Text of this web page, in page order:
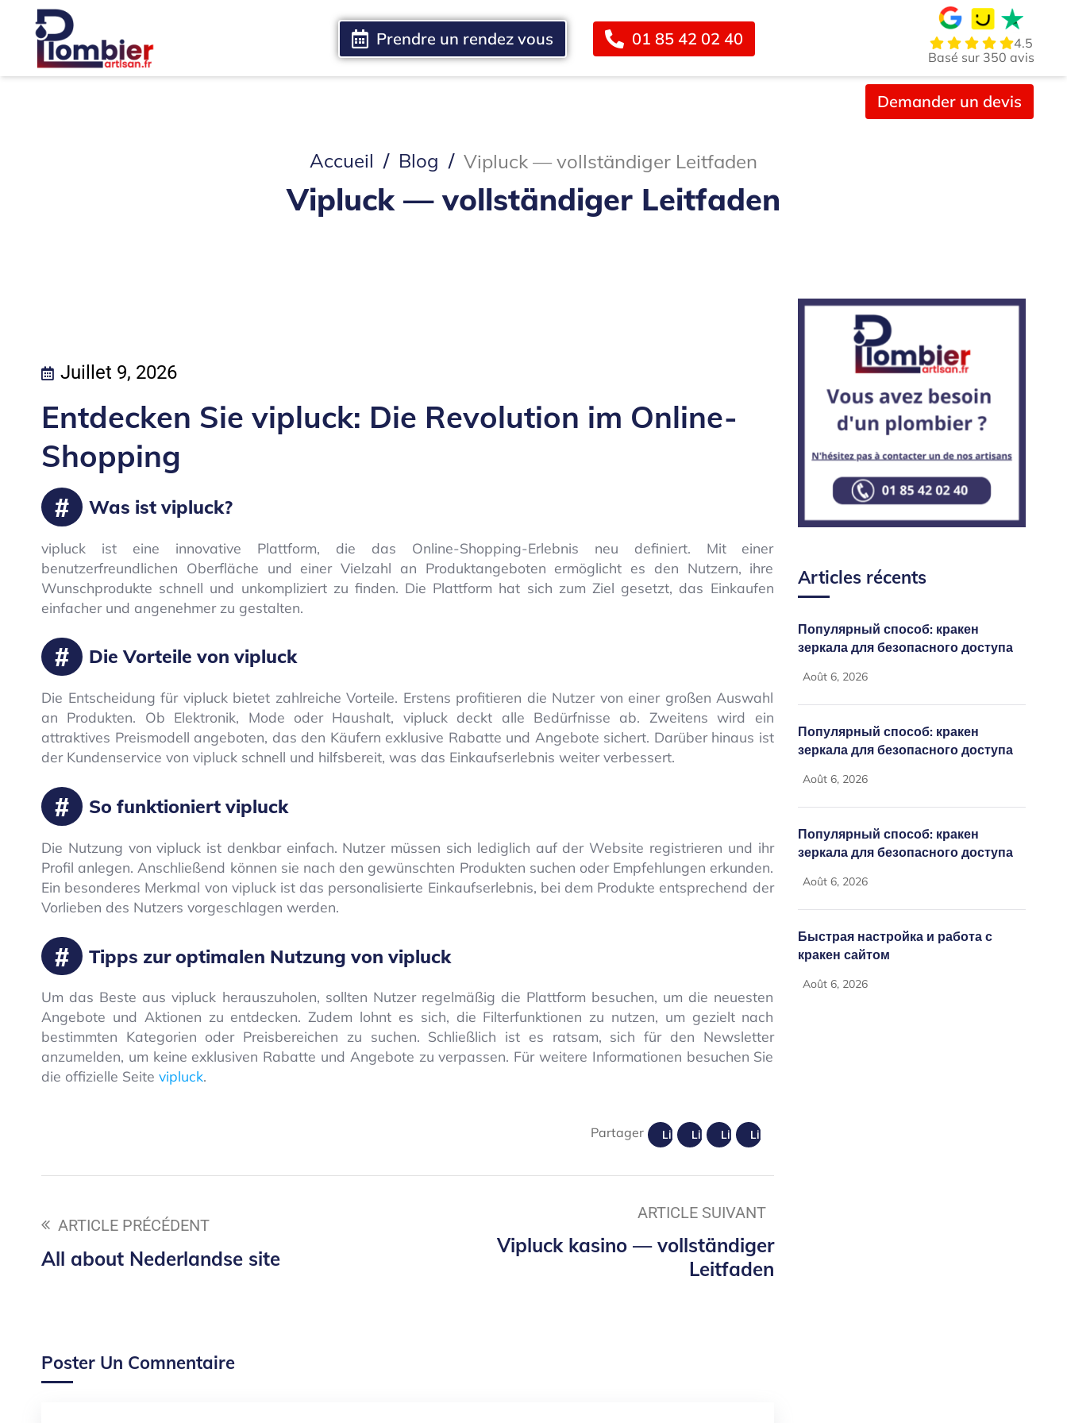
Prendre un rendez vous 01 85 42 02 40
4.5
Basé sur 350 avis
Demander un devis
Accueil Blog Vipluck — vollständiger Leitfaden
Vipluck — vollständiger Leitfaden
Juillet 9, 2026
Entdecken Sie vipluck: Die Revolution im Online-
Shopping
Was ist vipluck?
vipluck ist eine innovative Plattform, die das Online-Shopping-Erlebnis neu definiert. Mit einer
benutzerfreundlichen Oberfläche und einer Vielzahl an Produktangeboten ermöglicht es den Nutzern, ihre
Wunschprodukte schnell und unkompliziert zu finden. Die Plattform hat sich zum Ziel gesetzt, das Einkaufen
einfacher und angenehmer zu gestalten.
Die Vorteile von vipluck
Die Entscheidung für vipluck bietet zahlreiche Vorteile. Erstens profitieren die Nutzer von einer großen Auswahl
an Produkten. Ob Elektronik, Mode oder Haushalt, vipluck deckt alle Bedürfnisse ab. Zweitens wird ein
attraktives Preismodell angeboten, das den Käufern exklusive Rabatte und Angebote sichert. Darüber hinaus ist
der Kundenservice von vipluck schnell und hilfsbereit, was das Einkaufserlebnis weiter verbessert.
So funktioniert vipluck
Die Nutzung von vipluck ist denkbar einfach. Nutzer müssen sich lediglich auf der Website registrieren und ihr
Profil anlegen. Anschließend können sie nach den gewünschten Produkten suchen oder Empfehlungen erkunden.
Ein besonderes Merkmal von vipluck ist das personalisierte Einkaufserlebnis, bei dem Produkte entsprechend der
Vorlieben des Nutzers vorgeschlagen werden.
Tipps zur optimalen Nutzung von vipluck
Um das Beste aus vipluck herauszuholen, sollten Nutzer regelmäßig die Plattform besuchen, um die neuesten
Angebote und Aktionen zu entdecken. Zudem lohnt es sich, die Filterfunktionen zu nutzen, um gezielt nach
bestimmten Kategorien oder Preisbereichen zu suchen. Schließlich ist es ratsam, sich für den Newsletter
anzumelden, um keine exklusiven Rabatte und Angebote zu verpassen. Für weitere Informationen besuchen Sie
die offizielle Seite vipluck.
Partager Like usLike usLike usLike us
ARTICLE PRÉCÉDENT
All about Nederlandse site
ARTICLE SUIVANT
Vipluck kasino — vollständiger
Leitfaden
Poster Un Comnentaire
Articles récents
Популярный способ: кракен
зеркала для безопасного доступа
Août 6, 2026
Популярный способ: кракен
зеркала для безопасного доступа
Août 6, 2026
Популярный способ: кракен
зеркала для безопасного доступа
Août 6, 2026
Быстрая настройка и работа с
кракен сайтом
Août 6, 2026